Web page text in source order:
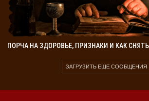
ПОРЧА НА ЗДОРОВЬЕ, ПРИЗНАКИ И КАК
ЗАГРУЗИТЬ ЕЩЕ СООБЩЕНИЯ